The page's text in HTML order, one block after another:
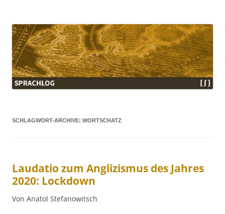
SCHLAGWORT-ARCHIVE: WORTSCHATZ
Laudatio zum Anglizismus des Jahres
2020: Lockdown
Von Anatol Stefanowitsch